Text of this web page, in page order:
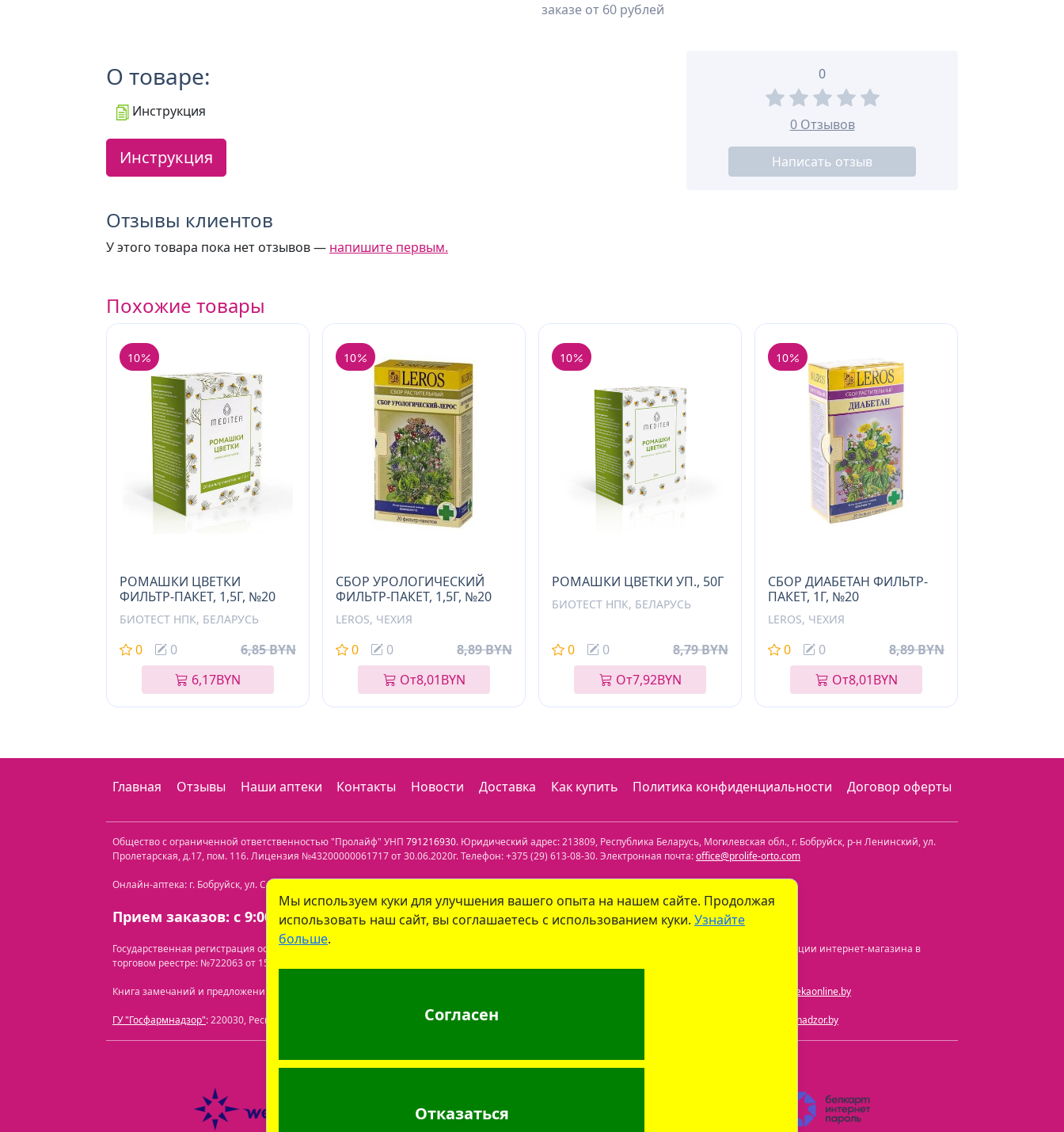
заказе от 60 рублей
О товаре:
Инструкция
Инструкция
0
0 Отзывов
Написать отзыв
Отзывы клиентов
У этого товара пока нет отзывов — напишите первым.
Похожие товары
10
РОМАШКИ ЦВЕТКИ
ФИЛЬТР-ПАКЕТ, 1,5Г, №20
БИОТЕСТ НПК, БЕЛАРУСЬ
0 0
6,85 BYN
6,17BYN
10
СБОР УРОЛОГИЧЕСКИЙ
ФИЛЬТР-ПАКЕТ, 1,5Г, №20
LEROS, ЧЕХИЯ
0 0
8,89 BYN
От8,01BYN
10
РОМАШКИ ЦВЕТКИ УП., 50Г
БИОТЕСТ НПК, БЕЛАРУСЬ
0 0
8,79 BYN
От7,92BYN
10
СБОР ДИАБЕТАН ФИЛЬТР-
ПАКЕТ, 1Г, №20
LEROS, ЧЕХИЯ
0 0
8,89 BYN
От8,01BYN
Главная Отзывы Наши аптеки Контакты Новости Доставка Как купить Политика конфиденциальности Договор оферты
Общество с ограниченной ответственностью "Пролайф" УНП 791216930. Юридический адрес:213809, Республика Беларусь, Могилевская обл., г. Бобруйск, р-н Ленинский,ул.
Пролетарская, д.17, пом. 116. Лицензия №43200000061717 от 30.06.2020г. Телефон:+375 (29) 613-08-30. Электронная почта:office@prolife-orto.com
Онлайн-аптека: г. Бобруйск, ул. Советская 40-3. Телефон: +375 (29) 339-79-59. Электронная почта:
Прием заказов: с 9:00 до 21:00.
Государственная регистрация осуществлена Бобруйским городским исполнительным комитетом управления экономики. Дата и номер регистрации интернет-магазина в
торговом реестре: №722063 от 15.07.2024.
Книга замечаний и предложений находится по адресу: г. Бобруйск, ул. Советская 40-3. Телефон: +375 (29) 339-79-59. Электронная почта: info@aptekaonline.by
ГУ "Госфармнадзор": 220030, Республика Беларусь, г. Минск, ул.Мясникова, 32-2. Телефон: +375 (17) 271-25-75. Электронная почта: info@gospharmnadzor.by
ООО "Пролайф", УНП 791216930 info@aptekaonline.by
Мы используем куки для улучшения вашего опыта на нашем сайте. Продолжая
использовать наш сайт, вы соглашаетесь с использованием куки. Узнайте
больше.
Согласен
Отказаться